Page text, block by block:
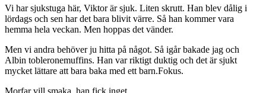
Vi har sjukstuga här, Viktor är sjuk. Liten skrutt. Han blev dålig i
lördags och sen har det bara blivit värre. Så han kommer vara
hemma hela veckan. Men hoppas det vänder.
Men vi andra behöver ju hitta på något. Så igår bakade jag och
Albin tobleronemuffins. Han var riktigt duktig och det är sjukt
mycket lättare att bara baka med ett barn.Fokus.
Morfar vill smaka, han fick inget.